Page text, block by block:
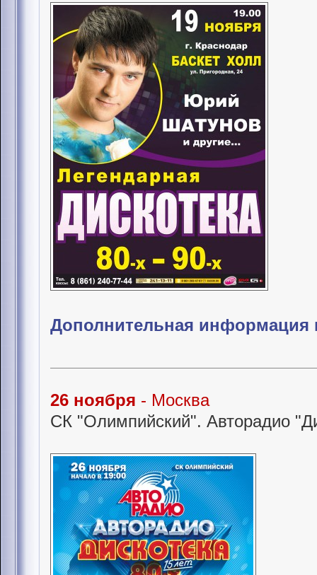
Дополнительная информация
26 ноября - Москва
СК "Олимпийский". Авторадио